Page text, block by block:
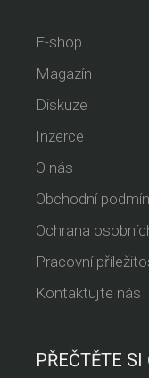
E-shop
Magazín
Diskuze
Inzerce
O nás
Obchodní
Ochrana
Pracovní
Kontaktujte nás
PŘEČTĚTE